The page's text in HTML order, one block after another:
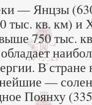
— Янцзы
тыс. кв. км) и
750 тыс.
В
—
Поянху